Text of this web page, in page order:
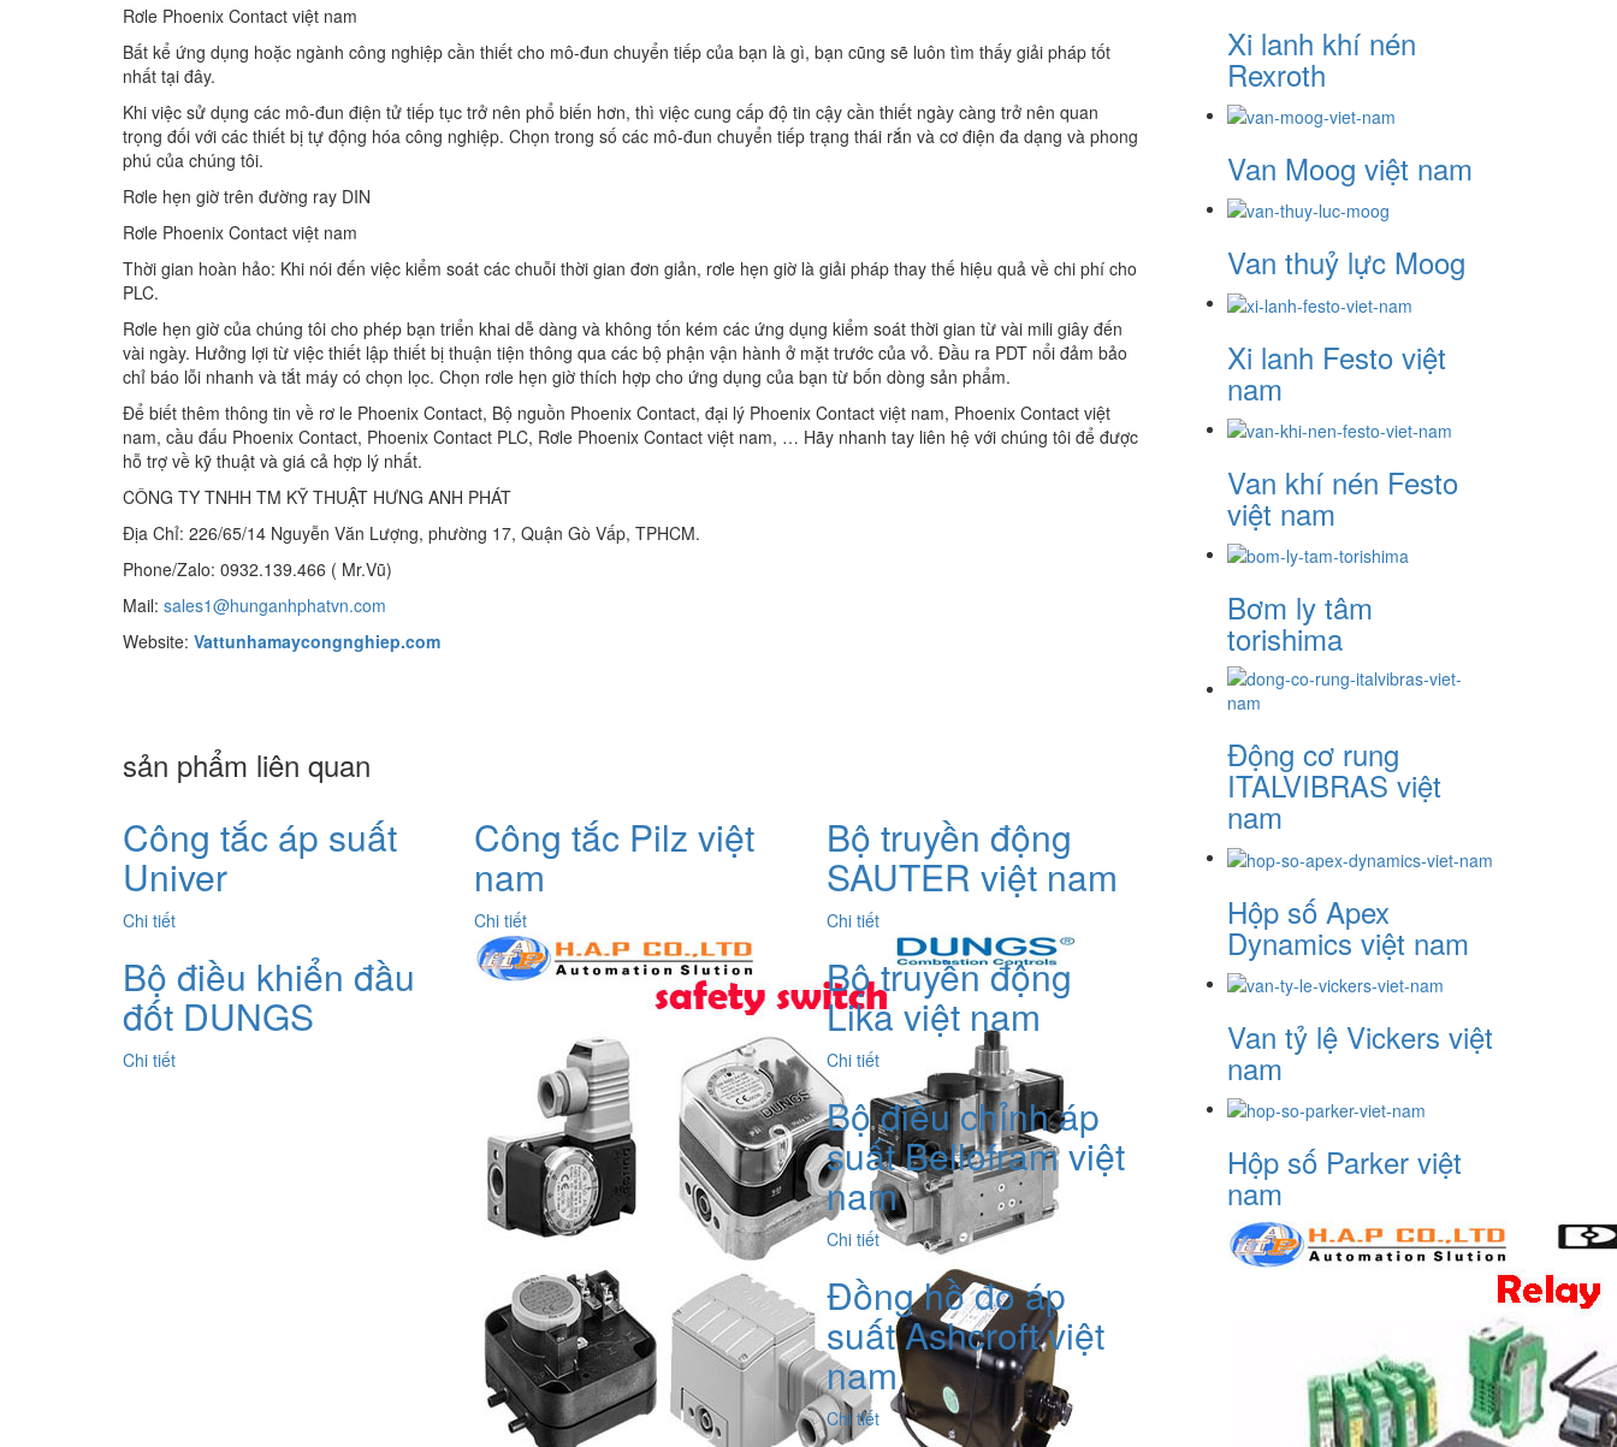
Rơle Phoenix Contact việt nam
Bất kể ứng dụng hoặc ngành công nghiệp cần thiết cho mô-đun chuyển tiếp của bạn là gì, bạn cũng sẽ luôn tìm thấy giải pháp tốt
nhất tại đây.
Khi việc sử dụng các mô-đun điện tử tiếp tục trở nên phổ biến hơn, thì việc cung cấp độ tin cậy cần thiết ngày càng trở nên quan
trọng đối với các thiết bị tự động hóa công nghiệp. Chọn trong số các mô-đun chuyển tiếp trạng thái rắn và cơ điện đa dạng và phong
phú của chúng tôi.
Rơle hẹn giờ trên đường ray DIN
Rơle Phoenix Contact việt nam
Thời gian hoàn hảo: Khi nói đến việc kiểm soát các chuỗi thời gian đơn giản, rơle hẹn giờ là giải pháp thay thế hiệu quả về chi phí cho
PLC.
Rơle hẹn giờ của chúng tôi cho phép bạn triển khai dễ dàng và không tốn kém các ứng dụng kiểm soát thời gian từ vài mili giây đến
vài ngày. Hưởng lợi từ việc thiết lập thiết bị thuận tiện thông qua các bộ phận vận hành ở mặt trước của vỏ. Đầu ra PDT nổi đảm bảo
chỉ báo lỗi nhanh và tắt máy có chọn lọc. Chọn rơle hẹn giờ thích hợp cho ứng dụng của bạn từ bốn dòng sản phẩm.
Để biết thêm thông tin về rơ le Phoenix Contact, Bộ nguồn Phoenix Contact, đại lý Phoenix Contact việt nam, Phoenix Contact việt
nam, cầu đấu Phoenix Contact, Phoenix Contact PLC, Rơle Phoenix Contact việt nam, … Hãy nhanh tay liên hệ với chúng tôi để được
hỗ trợ về kỹ thuật và giá cả hợp lý nhất.
CÔNG TY TNHH TM KỸ THUẬT HƯNG ANH PHÁT
Địa Chỉ: 226/65/14 Nguyễn Văn Lượng, phường 17, Quận Gò Vấp, TPHCM.
Phone/Zalo: 0932.139.466 ( Mr.Vũ)
Mail: sales1@hunganhphatvn.com
Website: Vattunhamaycongnghiep.com
sản phẩm liên quan
Công tắc áp suất
Univer
Chi tiết
Công tắc Pilz việt
nam
Chi tiết
Bộ truyền động
SAUTER việt nam
Chi tiết
Bộ điều khiển đầu
đốt DUNGS
Chi tiết
Bộ truyền động
Lika việt nam
Chi tiết
Bộ điều chỉnh áp
suất Bellofram việt
nam
Chi tiết
Đồng hồ đo áp
suất Ashcroft việt
nam
Chi tiết
Xi lanh khí nén
Rexroth
Van Moog việt nam
Van thuỷ lực Moog
Xi lanh Festo việt
nam
Van khí nén Festo
việt nam
Bơm ly tâm
torishima
Động cơ rung
ITALVIBRAS việt
nam
Hộp số Apex
Dynamics việt nam
Van tỷ lệ Vickers việt
nam
Hộp số Parker việt
nam